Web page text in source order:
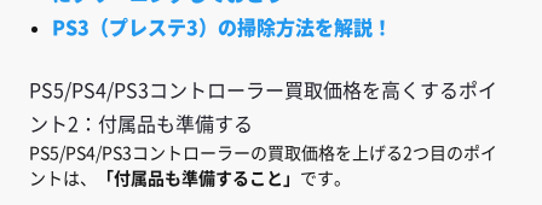
PS3（プレステ3）の掃除方法を解説！
PS5/PS4/PS3コントローラー買取価格を高くするポイ
ント2：付属品も準備する
PS5/PS4/PS3コントローラーの買取価格を上げる2つ目のポイ
ントは、
「付属品も準備すること」 です。